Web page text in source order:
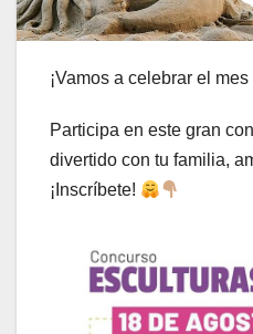
¡Vamos a celebrar el
Participa en este gran
divertido con tu familia,
¡Inscríbete!